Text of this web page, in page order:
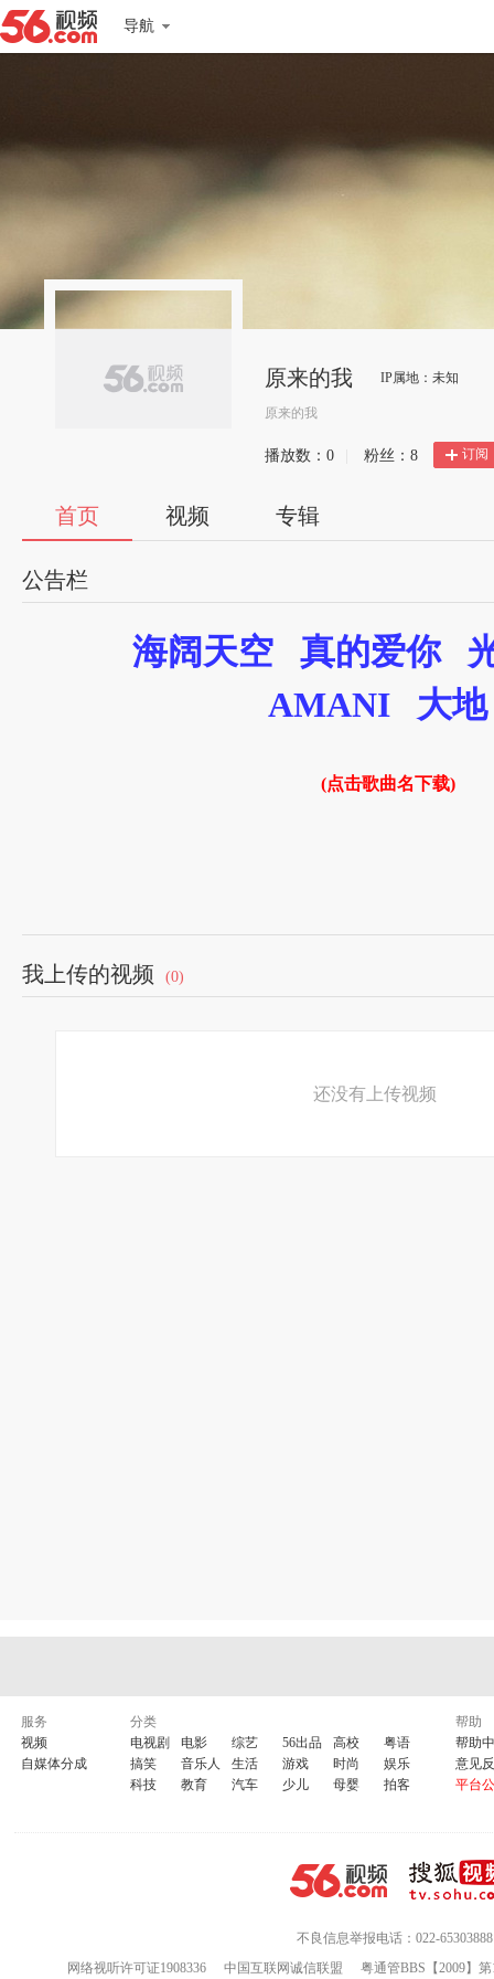
导航
原来的我 IP属地：未知
原来的我
播放数： 0 粉丝： 8 订阅
首页 视频 专辑
公告栏
海阔天空 真的爱你
AMANI
大地
(点击歌曲名下载)
朱亮
1996年班级元旦文艺联欢会首次登台演出
我上传的视频 (0)
还没有上传视频
服务
视频
自媒体分成
分类
电视剧
电影 综艺 56出品 高校
粤语
搞笑
音乐人 生活 游戏 时尚
娱乐
科技
教育 汽车 少儿 母婴 拍客
帮助
帮助
意见
平台
不良信息举报电话：022-65303888
网络视听许可证1908336
中国互联网诚信联盟 粤通管BBS【2009】